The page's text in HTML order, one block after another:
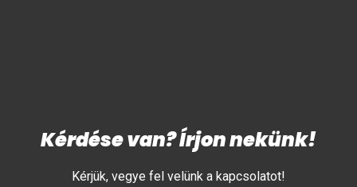
Kérdése van? Írjon nekünk!
Kérjük, vegye fel velünk a kapcsolatot!